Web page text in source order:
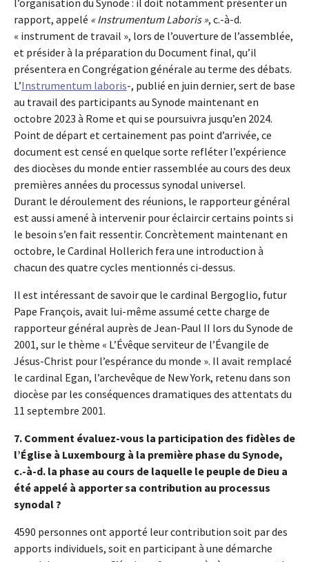
l’organisation du Synode : il doit notamment présenter un
rapport, appelé « Instrumentum Laboris », c.-à-d.
« instrument de travail », lors de l’ouverture de l’assemblée,
et présider à la préparation du Document final, qu’il
présentera en Congrégation générale au terme des débats.
L’Instrumentum laboris-, publié en juin dernier, sert de base
au travail des participants au Synode maintenant en
octobre 2023 à Rome et qui se poursuivra jusqu’en 2024.
Point de départ et certainement pas point d’arrivée, ce
document est censé en quelque sorte refléter l’expérience
des diocèses du monde entier rassemblée au cours des deux
premières années du processus synodal universel.
Durant le déroulement des réunions, le rapporteur général
est aussi amené à intervenir pour éclaircir certains points si
le besoin s’en fait ressentir. Concrètement maintenant en
octobre, le Cardinal Hollerich fera une introduction à
chacun des quatre cycles mentionnés ci-dessus.
Il est intéressant de savoir que le cardinal Bergoglio, futur
Pape François, avait lui-même assumé cette charge de
rapporteur général auprès de Jean-Paul II lors du Synode de
2001, sur le thème « L’Évêque serviteur de l’Évangile de
Jésus-Christ pour l’espérance du monde ». Il avait remplacé
le cardinal Egan, l’archevêque de New York, retenu dans son
diocèse par les conséquences dramatiques des attentats du
11 septembre 2001.
7. Comment évaluez-vous la participation des fidèles de
l’Église à Luxembourg à la première phase du Synode,
c.-à-d. la phase au cours de laquelle le peuple de Dieu a
été appelé à apporter sa contribution au processus
synodal ?
4590 personnes ont apporté leur contribution soit par des
apports individuels, soit en participant à une démarche